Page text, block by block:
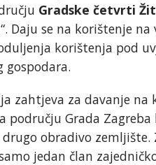
Gradske četvrti
Daju se na korištenje
korištenja pod
gospodara.
zahtjeva za davanje
području Grada
obradivo
jedan član